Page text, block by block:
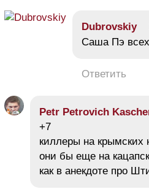
Dubrovskiy
Саша Пэ
Ответить
Petr Petrovich
+7
киллеры на крымских
они бы еще на
как в анекдоте про